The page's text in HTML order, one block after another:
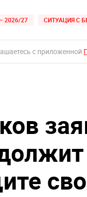
2026/27 СИТУАЦИЯ С
с приложенной